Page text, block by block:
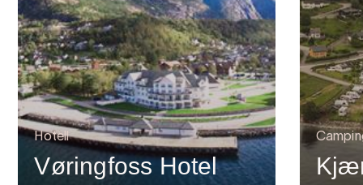
Hotell
Vøringfoss Hotel